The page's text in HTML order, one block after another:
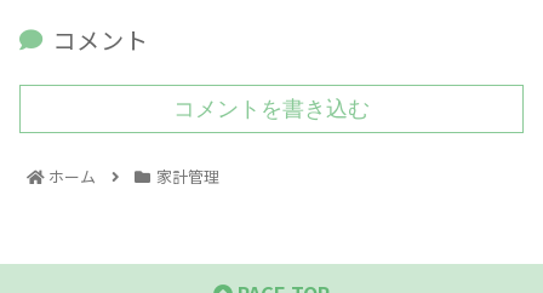
コメント
コメントを書き込む
ホーム 家計管理